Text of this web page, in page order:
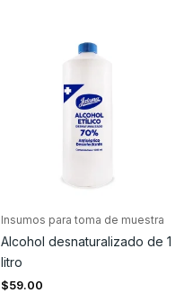
Insumos para toma de muestra
Alcohol desnaturalizado de 1
litro
$59.00